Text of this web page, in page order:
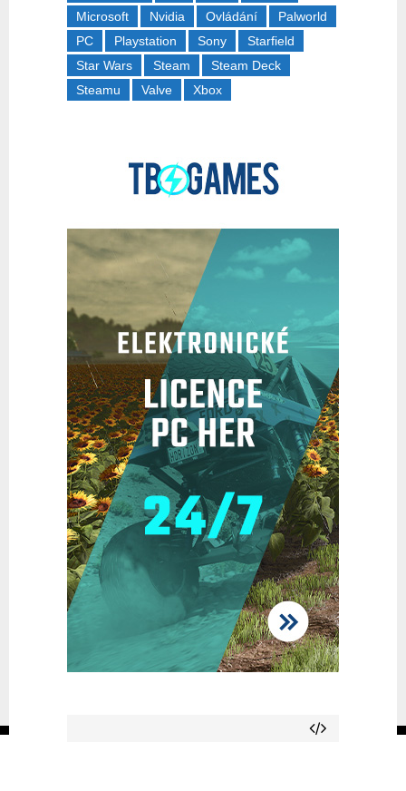
Microsoft
Nvidia Ovládání
Palworld
PC
Playstation Sony
Starfield
Star Wars
Steam
Steam Deck
Steamu
Valve Xbox